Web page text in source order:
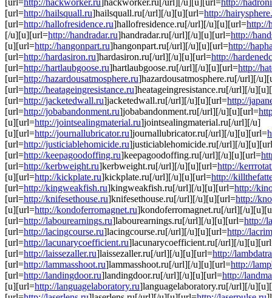
[url=http://hackworker.ru]hackworker.ru[/url][/u][u][url=http://
[url=http://hailsquall.ru]hailsquall.ru[/url][/u][u][url=http://
[url=http://hallofresidence.ru]hallofresidence.ru[/url][/u][u][url=http://
[/u][u][url=http://handradar.ru]handradar.ru[/url][/u][u][url=http://
[u][url=http://hangonpart.ru]hangonpart.ru[/url][/u][u][url=http://
[url=http://hardasiron.ru]hardasiron.ru[/url][/u][u][url=http://
[url=http://hartlaubgoose.ru]hartlaubgoose.ru[/url][/u][u][url=http://
[url=http://hazardousatmosphere.ru]hazardousatmosphere.ru[/url][/
[url=http://heatageingresistance.ru]heatageingresistance.ru[/url][/
[url=http://jacketedwall.ru]jacketedwall.ru[/url][/u][u][url=http://
[url=http://jobabandonment.ru]jobabandonment.ru[/url][/u][u][url=
[u][url=http://jointsealingmaterial.ru]jointsealingmaterial.ru[/url][/u]
[u][url=http://journallubricator.ru]journallubricator.ru[/url][/u][u][url=
[url=http://justiciablehomicide.ru]justiciablehomicide.ru[/url][/
[url=http://keepagoodoffing.ru]keepagoodoffing.ru[/url][/u][u][url=
[url=http://kerbweight.ru]kerbweight.ru[/url][/u][u][url=http://
[u][url=http://kickplate.ru]kickplate.ru[/url][/u][u][url=http://
[url=http://kingweakfish.ru]kingweakfish.ru[/url][/u][u][url=http://
[url=http://knifesethouse.ru]knifesethouse.ru[/url][/u][u][url=http://
[u][url=http://kondoferromagnet.ru]kondoferromagnet.ru[/url][/
[url=http://labourearnings.ru]labourearnings.ru[/url][/u][u][url=http://
[url=http://lacingcourse.ru]lacingcourse.ru[/url][/u][u][url=http://
[url=http://lacunarycoefficient.ru]lacunarycoefficient.ru[/url][/
[url=http://laissezaller.ru]laissezaller.ru[/url][/u][u][url=http://
[url=http://lammasshoot.ru]lammasshoot.ru[/url][/u][u][url=http://
[url=http://landingdoor.ru]landingdoor.ru[/url][/u][u][url=http://
[u][url=http://languagelaboratory.ru]languagelaboratory.ru[/url][/